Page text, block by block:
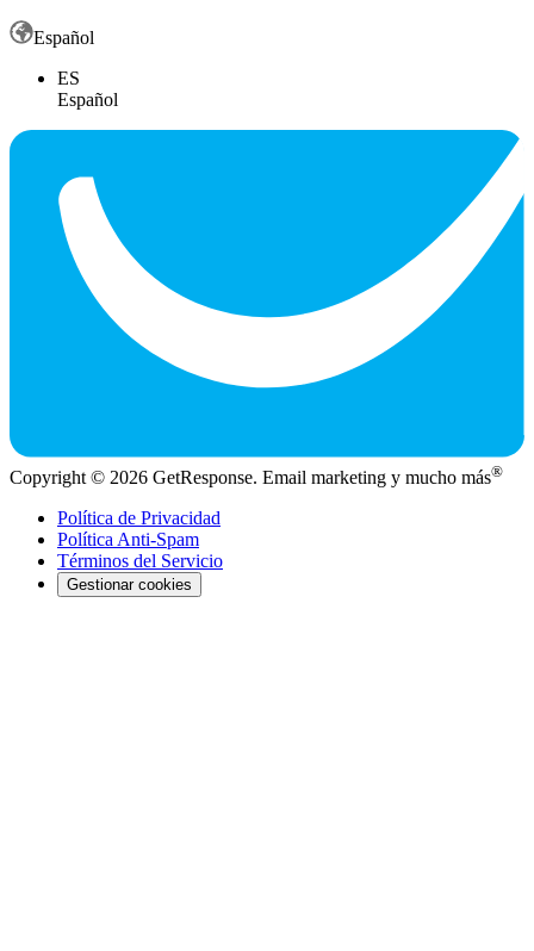
Español
ES
Español
Copyright © 2026 GetResponse. Email marketing y mucho más®
Política de Privacidad
Política Anti-Spam
Términos del Servicio
Gestionar cookies